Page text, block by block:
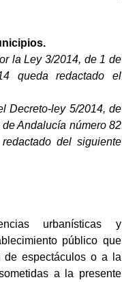
la Ley 3/2014, de 1 de
queda redactado el
Decreto-ley 5/2014, de
Andalucía número 82
del siguiente
urbanísticas y
público que
de espectáculos o a la
a la presente